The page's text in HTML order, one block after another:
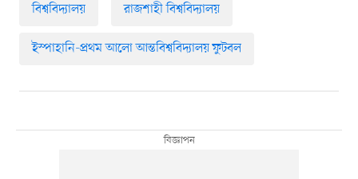
বিশ্ববিদ্যালয় রাজশাহী বিশ্ববিদ্যালয়
ইস্পাহানি-প্রথম আলো আন্তবিশ্ববিদ্যালয় ফুটবল